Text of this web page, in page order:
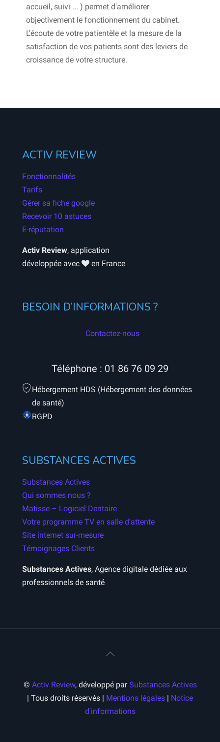
accueil, suivi ... ) permet d'améliorer
objectivement le fonctionnement du cabinet.
L'écoute de votre patientèle et la mesure de la
satisfaction de vos patients sont des leviers de
croissance de votre structure.
ACTIV REVIEW
Fonctionnalités
Tarifs
Gérer sa fiche google
Recevoir 10 astuces
E-réputation
Activ Review, application
développée avec
en France
BESOIN D’INFORMATIONS ?
Contactez-nous
Téléphone : 01 86 76 09 29
Hébergement HDS (Hébergement des données
de santé)
RGPD
SUBSTANCES ACTIVES
Substances Actives
Qui sommes nous ?
Matisse – Logiciel Dentaire
Votre programme TV en salle d’attente
Site internet sur-mesure
Témoignages Clients
Substances Actives, Agence digitale dédiée aux
professionnels de santé
© Activ Review, développé parSubstances Actives
| Tous droits réservés | Mentions légales | Notice
d'informations